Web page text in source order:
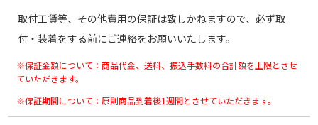
取付工賃等、その他費用の保証は致しかねますので、必ず取
付・装着をする前にご連絡をお願いいたします。
※保証金額について：商品代金、送料、振込手数料の合計額を上限とさせ
ていただきます。
※保証期間について：原則商品到着後1週間とさせていただきます。